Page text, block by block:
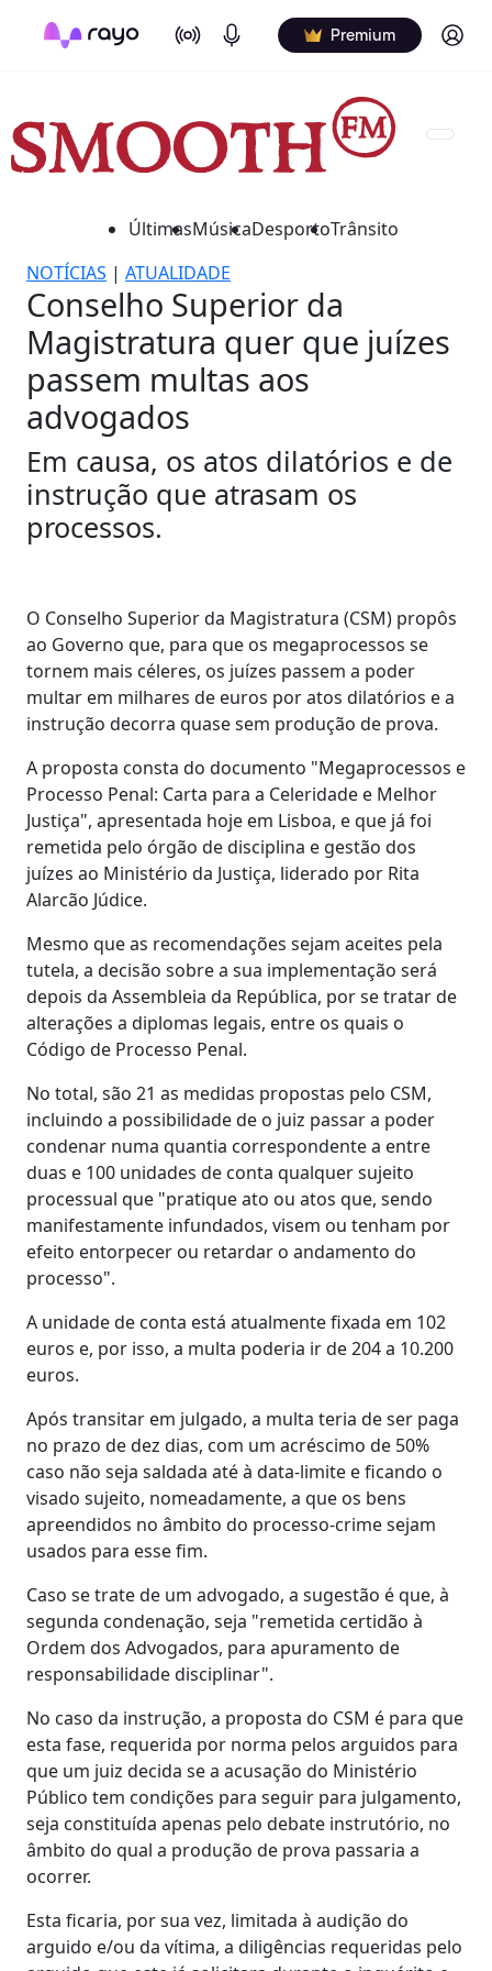
On Air Podcasts Premium Log in
ÚltimasMúsicaDesportoTrânsito
NOTÍCIAS | ATUALIDADE
Conselho Superior da
Magistratura quer que juízes
passem multas aos
advogados
Em causa, os atos dilatórios e de
instrução que atrasam os
processos.
O Conselho Superior da Magistratura (CSM) propôs
ao Governo que, para que os megaprocessos se
tornem mais céleres, os juízes passem a poder
multar em milhares de euros por atos dilatórios e a
instrução decorra quase sem produção de prova.
A proposta consta do documento "Megaprocessos e
Processo Penal: Carta para a Celeridade e Melhor
Justiça", apresentada hoje em Lisboa, e que já foi
remetida pelo órgão de disciplina e gestão dos
juízes ao Ministério da Justiça, liderado por Rita
Alarcão Júdice.
Mesmo que as recomendações sejam aceites pela
tutela, a decisão sobre a sua implementação será
depois da Assembleia da República, por se tratar de
alterações a diplomas legais, entre os quais o
Código de Processo Penal.
No total, são 21 as medidas propostas pelo CSM,
incluindo a possibilidade de o juiz passar a poder
condenar numa quantia correspondente a entre
duas e 100 unidades de conta qualquer sujeito
processual que "pratique ato ou atos que, sendo
manifestamente infundados, visem ou tenham por
efeito entorpecer ou retardar o andamento do
processo".
A unidade de conta está atualmente fixada em 102
euros e, por isso, a multa poderia ir de 204 a 10.200
euros.
Após transitar em julgado, a multa teria de ser paga
no prazo de dez dias, com um acréscimo de 50%
caso não seja saldada até à data-limite e ficando o
visado sujeito, nomeadamente, a que os bens
apreendidos no âmbito do processo-crime sejam
usados para esse fim.
Caso se trate de um advogado, a sugestão é que, à
segunda condenação, seja "remetida certidão à
Ordem dos Advogados, para apuramento de
responsabilidade disciplinar".
No caso da instrução, a proposta do CSM é para que
esta fase, requerida por norma pelos arguidos para
que um juiz decida se a acusação do Ministério
Público tem condições para seguir para julgamento,
seja constituída apenas pelo debate instrutório, no
âmbito do qual a produção de prova passaria a
ocorrer.
Esta ficaria, por sua vez, limitada à audição do
arguido e/ou da vítima, a diligências requeridas pelo